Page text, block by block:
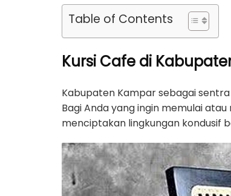
Table of Contents
Kursi Cafe di
Kabupaten Kampar sebagai
Bagi Anda yang ingin memulai
menciptakan lingkungan kondusif